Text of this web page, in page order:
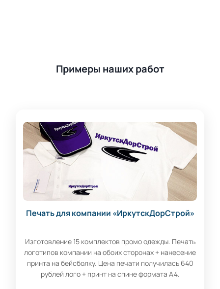
Примеры наших работ
Печать для компании «ИркутскДорСтрой»
Изготовление 15 комплектов промо одежды. Печать
логотипов компании на обоих сторонах + нанесение
принта на бейсболку. Цена печати получилась 640
рублей лого + принт на спине формата А4.